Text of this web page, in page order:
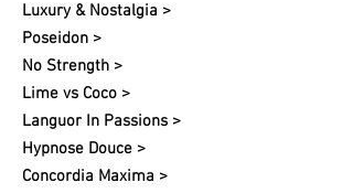
Luxury & Nostalgia >
Poseidon >
No Strength >
Lime vs Coco >
Languor In Passions >
Hypnose Douce >
Concordia Maxima >